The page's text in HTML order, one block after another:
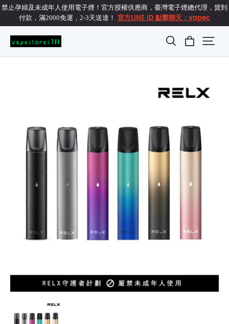
禁止孕婦及未成年人使用電子煙！官方授權供應商，臺灣電子煙總代理，貨到
付款，滿2000免運，2-3天送達！ 官方LINE ID 點擊聊天：vapec